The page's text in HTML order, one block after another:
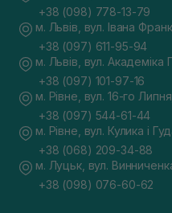
+38 (098) 778-13-79
м. Львів, вул. Івана
+38 (097) 611-95-94
м. Львів, вул. Академіка
+38 (097) 101-97-16
м. Рівне, вул. 16-го
+38 (097) 544-61-44
м. Рівне, вул. Кулика і
+38 (068) 209-34-88
м. Луцьк, вул.
+38 (098) 076-60-62